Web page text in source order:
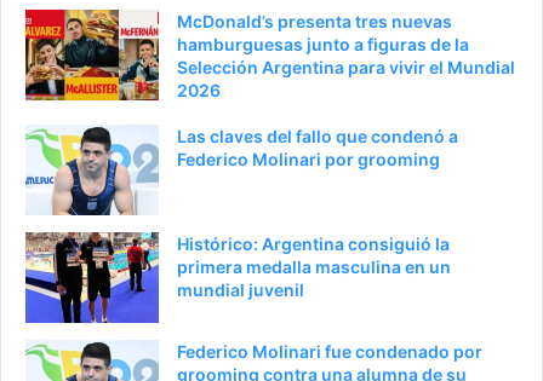
McDonald’s presenta tres nuevas
hamburguesas junto a figuras de la
Selección Argentina para vivir el Mundial
2026
Las claves del fallo que condenó a
Federico Molinari por grooming
Histórico: Argentina consiguió la
primera medalla masculina en un
mundial juvenil
Federico Molinari fue condenado por
grooming contra una alumna de su